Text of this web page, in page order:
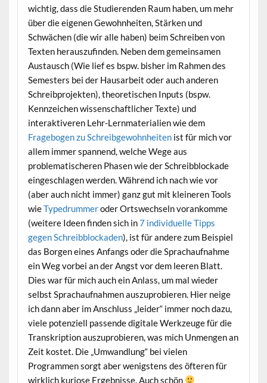
wichtig, dass die Studierenden Raum haben, um mehr
über die eigenen Gewohnheiten, Stärken und
Schwächen (die wir alle haben) beim Schreiben von
Texten herauszufinden. Neben dem gemeinsamen
Austausch (Wie lief es bspw. bisher im Rahmen des
Semesters bei der Hausarbeit oder auch anderen
Schreibprojekten), theoretischen Inputs (bspw.
Kennzeichen wissenschaftlicher Texte) und
interaktiveren Lehr-Lernmaterialien wie dem
Fragebogen zu Schreibgewohnheitenist für mich vor
allem immer spannend, welche Wege aus
problematischeren Phasen wie der Schreibblockade
eingeschlagen werden. Während ich nach wie vor
(aber auch nicht immer) ganz gut mit kleineren Tools
wieTypedrummeroder Ortswechseln vorankomme
(weitere Ideen finden sich in7 individuelle Tipps
gegen Schreibblockaden), ist für andere zum Beispiel
das Borgen eines Anfangs oder die Sprachaufnahme
ein Weg vorbei an der Angst vor dem leeren Blatt.
Dies war für mich auch ein Anlass, um mal wieder
selbst Sprachaufnahmen auszuprobieren. Hier neige
ich dann aber im Anschluss „leider“ immer noch dazu,
viele potenziell passende digitale Werkzeuge für die
Transkription auszuprobieren, was mich Unmengen an
Zeit kostet. Die „Umwandlung“ bei vielen
Programmen sorgt aber wenigstens des öfteren für
wirklich kuriose Ergebnisse. Auch schön